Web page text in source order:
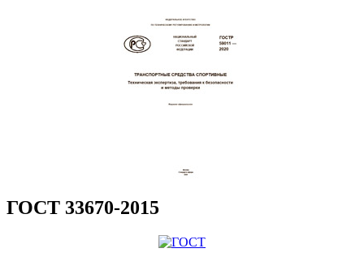
ГОСТ 33670-2015